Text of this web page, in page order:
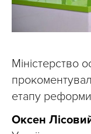
Міністерство
етапу
Оксен